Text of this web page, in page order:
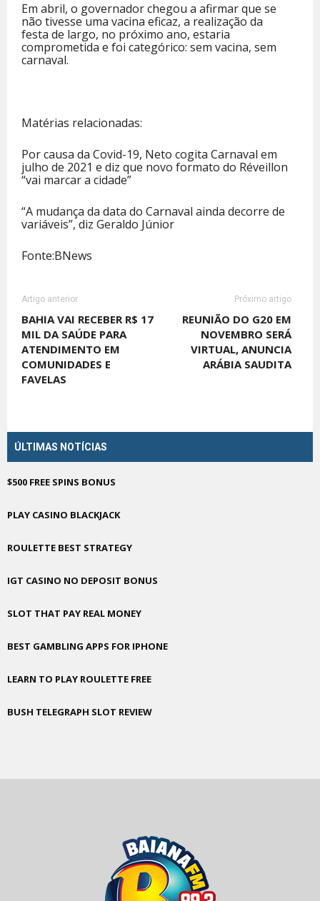
Em abril, o governador chegou a afirmar que se
não tivesse uma vacina eficaz, a realização da
festa de largo, no próximo ano, estaria
comprometida e foi categórico: sem vacina, sem
carnaval.
Matérias relacionadas:
Por causa da Covid-19, Neto cogita Carnaval em
julho de 2021 e diz que novo formato do Réveillon
“vai marcar a cidade”
“A mudança da data do Carnaval ainda decorre de
variáveis”, diz Geraldo Júnior
Fonte:BNews
Artigo anterior
BAHIA VAI RECEBER R$ 17
MIL DA SAÚDE PARA
ATENDIMENTO EM
COMUNIDADES E
FAVELAS
Próximo artigo
REUNIÃO DO G20 EM
NOVEMBRO SERÁ
VIRTUAL, ANUNCIA
ARÁBIA SAUDITA
ÚLTIMAS NOTÍCIAS
$500 FREE SPINS BONUS
PLAY CASINO BLACKJACK
ROULETTE BEST STRATEGY
IGT CASINO NO DEPOSIT BONUS
SLOT THAT PAY REAL MONEY
BEST GAMBLING APPS FOR IPHONE
LEARN TO PLAY ROULETTE FREE
BUSH TELEGRAPH SLOT REVIEW